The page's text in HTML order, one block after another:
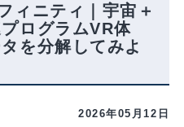
ィニティ｜宇宙＋
ログラムVR体
を分解してみよ
2026年05月12日